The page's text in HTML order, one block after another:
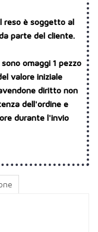
reso è soggetto al
parte del cliente.
omaggi 1 pezzo
valore iniziale
diritto non
dell'ordine e
durante l'invio